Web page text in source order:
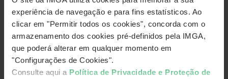
experiência de navegação e para fins estatísticos. Ao
clicar em "Permitir todos os cookies", concorda com o
armazenamento dos cookies pré-definidos pela IMGA,
que poderá alterar em qualquer momento em
"Configurações de Cookies".
Consulte aqui a Política de Privacidade e Proteção de
O Fundo tem como objetivo assegurar, no termo da sua
duração, a proteção do capital subscrito durante o
período de subscrição inicial, sujeita à capacidade
creditícia dos emitentes, bem como o pagamento de
um rendimento mínimo, conforme descrito na política
de rendimentos.